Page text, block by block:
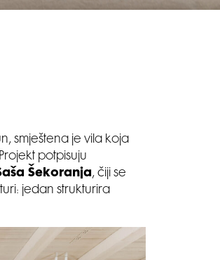
smještena je vila koja
potpisuju
Šekoranja, čiji se
jedan strukturira